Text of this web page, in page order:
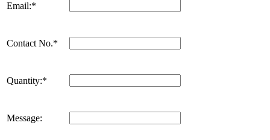
Email:*
Contact No.*
Quantity:*
Message: